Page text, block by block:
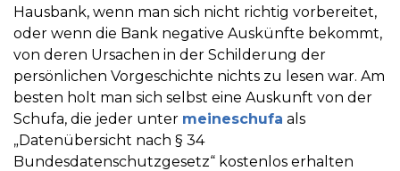
Hausbank, wenn man sich nicht richtig vorbereitet,
oder wenn die Bank negative Auskünfte bekommt,
von deren Ursachen in der Schilderung der
persönlichen Vorgeschichte nichts zu lesen war. Am
besten holt man sich selbst eine Auskunft von der
Schufa, die jeder unter meineschufa als
„Datenübersicht nach § 34
Bundesdatenschutzgesetz“ kostenlos erhalten